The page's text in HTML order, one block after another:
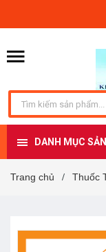
DANH MỤC
Trang chủ / Thuốc